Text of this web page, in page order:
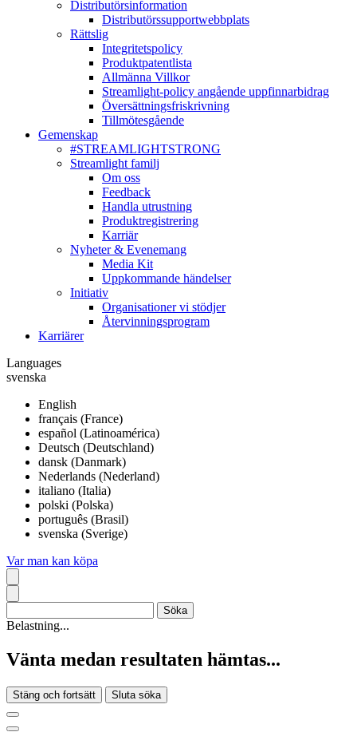
Distributörsinformation
Distributörssupportwebbplats
Rättslig
Integritetspolicy
Produktpatentlista
Allmänna Villkor
Streamlight-policy angående uppfinnarbidrag
Översättningsfriskrivning
Tillmötesgående
Gemenskap
#STREAMLIGHTSTRONG
Streamlight familj
Om oss
Feedback
Handla utrustning
Produktregistrering
Karriär
Nyheter & Evenemang
Media Kit
Uppkommande händelser
Initiativ
Organisationer vi stödjer
Återvinningsprogram
Karriärer
Languages
svenska
English
français (France)
español (Latinoamérica)
Deutsch (Deutschland)
dansk (Danmark)
Nederlands (Nederland)
italiano (Italia)
polski (Polska)
português (Brasil)
svenska (Sverige)
Var man kan köpa
Belastning...
Vänta medan resultaten hämtas...
Stäng och fortsätt Sluta söka